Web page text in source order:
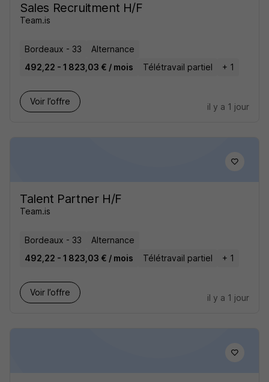
Sales Recruitment H/F
Team.is
Bordeaux - 33
Alternance
492,22 - 1 823,03 € / mois
Télétravail partiel + 1
Voir l’offre
il y a 1 jour
Talent Partner H/F
Team.is
Bordeaux - 33
Alternance
492,22 - 1 823,03 € / mois
Télétravail partiel + 1
Voir l’offre
il y a 1 jour